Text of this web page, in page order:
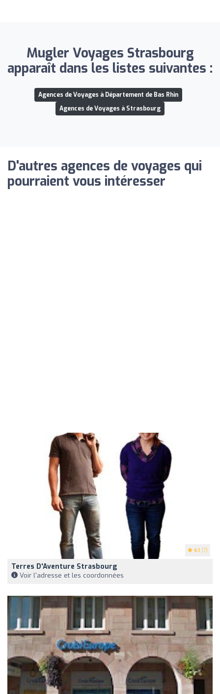
Mugler Voyages Strasbourg
apparaît dans les listes suivantes :
Agences de Voyages à Département de Bas Rhin
Agences de Voyages à Strasbourg
D'autres agences de voyages qui
pourraient vous intéresser
4.1 (7)
Terres D'Aventure Strasbourg
Voir l'adresse et les coordonnées